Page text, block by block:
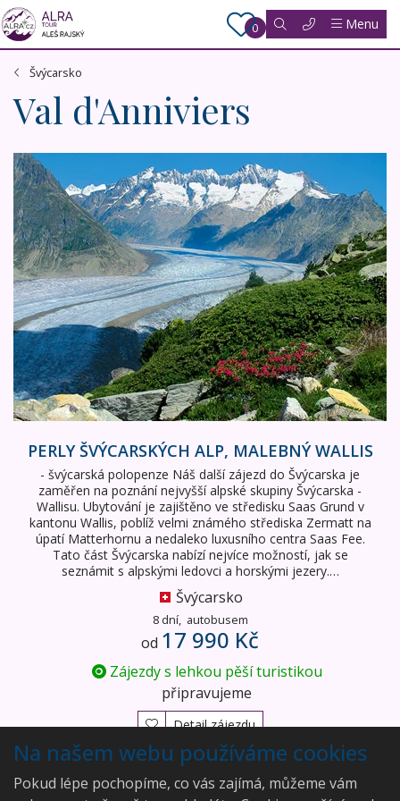
0 Menu
Švýcarsko
Val d'Anniviers
Perly švýcarských Alp, malebný Wallis
PERLY ŠVÝCARSKÝCH ALP, MALEBNÝ WALLIS
- švýcarská polopenze Náš další zájezd do Švýcarska je
zaměřen na poznání nejvyšší alpské skupiny Švýcarska -
Wallisu. Ubytování je zajištěno ve středisku Saas Grund v
kantonu Wallis, poblíž velmi známého střediska Zermatt na
úpatí Matterhornu a nedaleko luxusního centra Saas Fee.
Tato část Švýcarska nabízí nejvíce možností, jak se
seznámit s alpskými ledovci a horskými jezery.…
Švýcarsko
8 dní, autobusem
od 17 990 Kč
Zájezdy s lehkou pěší turistikou
připravujeme
Detail zájezdu
Na našem webu používáme cookies
Pokud lépe pochopíme, co vás zajímá, můžeme vám